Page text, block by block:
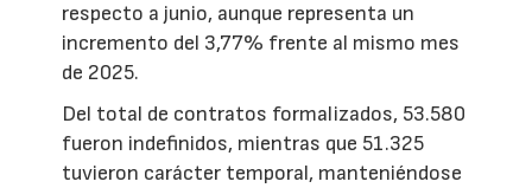
respecto a junio, aunque representa un
incremento del 3,77% frente al mismo mes
de 2025.
Del total de contratos formalizados, 53.580
fueron indefinidos, mientras que 51.325
tuvieron carácter temporal, manteniéndose